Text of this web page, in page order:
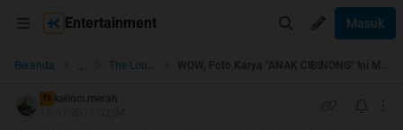
Entertainment Masuk
Beranda ... The Lounge
TS
kelinci.merah